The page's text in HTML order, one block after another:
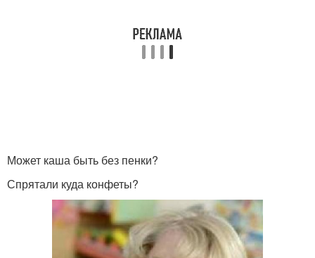
Может каша быть без пенки?
Спрятали куда конфеты?